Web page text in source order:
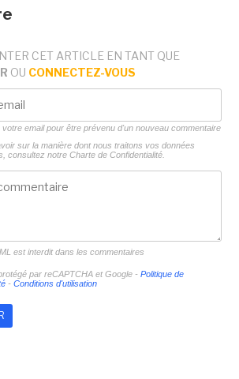
CET ARTICLE EN TANT QUE
OU CONNECTEZ-VOUS
email pour être prévenu d'un nouveau commentaire
sur la manière dont nous traitons vos données
consultez notre Charte de Confidentialité.
est interdit dans les commentaires
par reCAPTCHA et Google - Politique de
- Conditions d'utilisation